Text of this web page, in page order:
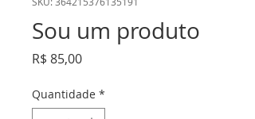
Sou um produto
R$ 85,00Preço
Quantidade *